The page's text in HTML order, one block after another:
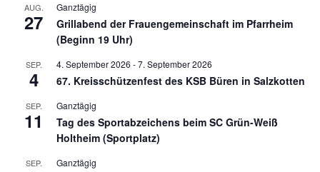
AUG.
27
Ganztägig
Grillabend der Frauengemeinschaft im Pfarrheim
(Beginn 19 Uhr)
SEP.
4
4. September 2026 -7. September 2026
67. Kreisschützenfest des KSB Büren in Salzkotten
SEP.
11
Ganztägig
Tag des Sportabzeichens beim SC Grün-Weiß
Holtheim (Sportplatz)
SEP. Ganztägig